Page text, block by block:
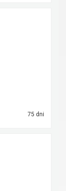
75 dni